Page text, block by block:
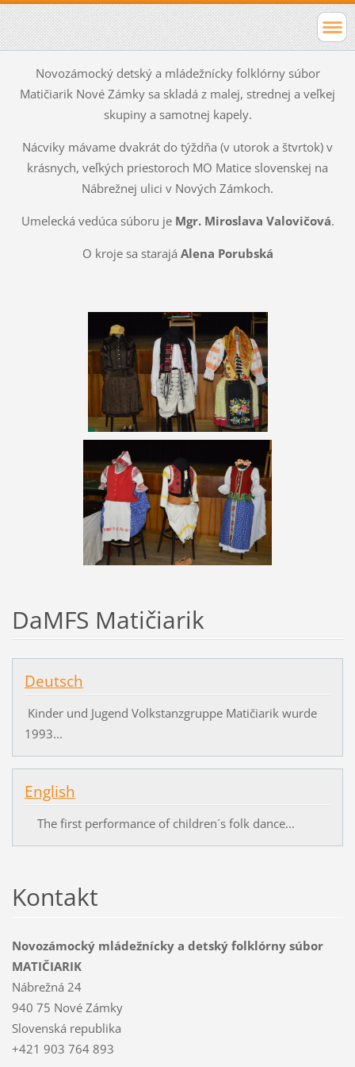
Novozámocký detský a mládežnícky folklórny súbor
Matičiarik Nové Zámky sa skladá z malej, strednej a veľkej
skupiny a samotnej kapely.
Nácviky mávame dvakrát do týždňa (v utorok a štvrtok) v
krásnych, veľkých priestoroch MO Matice slovenskej na
Nábrežnej ulici v Nových Zámkoch.
Umelecká vedúca súboru je Mgr. Miroslava Valovičová.
O kroje sa starajá Alena Porubská
DaMFS Matičiarik
Deutsch
Kinder und Jugend Volkstanzgruppe Matičiarik wurde
1993...
English
The first performance of children´s folk dance...
Kontakt
Novozámocký mládežnícky a detský folklórny súbor
MATIČIARIK
Nábrežná 24
940 75 Nové Zámky
Slovenská republika
+421 903 764 893